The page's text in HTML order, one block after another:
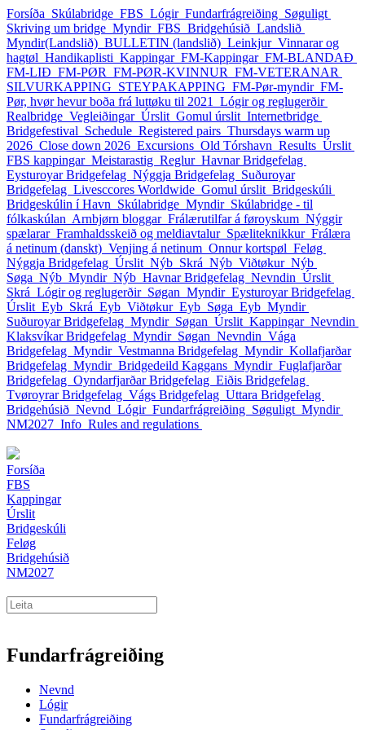
Forsíða Skúlabridge FBS Lógir Fundarfrágreiðing Søguligt
Skriving um bridge Myndir_FBS Bridgehúsið Landslið
Myndir(Landslið) BULLETIN (landslið) Leinkjur Vinnarar og
hagtøl Handikaplisti Kappingar FM-Kappingar FM-BLANDAÐ
FM-LIÐ FM-PØR FM-PØR-KVINNUR FM-VETERANAR
SILVURKAPPING STEYPAKAPPING FM-Pør-myndir FM-
Pør, hvør hevur boða frá luttøku til 2021 Lógir og reglugerðir
Realbridge Vegleiðingar Úrslit Gomul úrslit Internetbridge
Bridgefestival Schedule Registered pairs Thursdays warm up
2026 Close down 2026 Excursions Old Tórshavn Results Úrslit
FBS kappingar Meistarastig Reglur Havnar Bridgefelag
Eysturoyar Bridgefelag Nýggja Bridgefelag Suðuroyar
Bridgefelag Livesccores Worldwide Gomul úrslit Bridgeskúli
Bridgeskúlin í Havn Skúlabridge Myndir Skúlabridge - til
fólkaskúlan Arnbjørn bloggar Frálærutilfar á føroyskum Nýggir
spælarar Framhaldsskeið og meldiavtalur Spæliteknikkur Frálæra
á netinum (danskt) Venjing á netinum Onnur kortspøl Feløg
Nýggja Bridgefelag Úrslit_Nýb Skrá_Nýb Viðtøkur_Nýb
Søga_Nýb Myndir_Nýb Havnar Bridgefelag Nevndin Úrslit
Skrá Lógir og reglugerðir Søgan Myndir Eysturoyar Bridgefelag
Úrslit_Eyb Skrá_Eyb Viðtøkur_Eyb Søga_Eyb Myndir
Suðuroyar Bridgefelag Myndir Søgan Úrslit Kappingar Nevndin
Klaksvíkar Bridgefelag Myndir Søgan Nevndin Vága
Bridgefelag Myndir Vestmanna Bridgefelag Myndir Kollafjarðar
Bridgefelag Myndir Bridgedeild Kaggans Myndir Fuglafjarðar
Bridgefelag Oyndarfjarðar Bridgefelag Eiðis Bridgefelag
Tvøroyrar Bridgefelag Vágs Bridgefelag Uttara Bridgefelag
Bridgehúsið Nevnd Lógir Fundarfrágreiðing Søguligt Myndir
NM2027 Info Rules and regulations
Forsíða
FBS
Kappingar
Úrslit
Bridgeskúli
Feløg
Bridgehúsið
NM2027
Fundarfrágreiðing
Nevnd
Lógir
Fundarfrágreiðing